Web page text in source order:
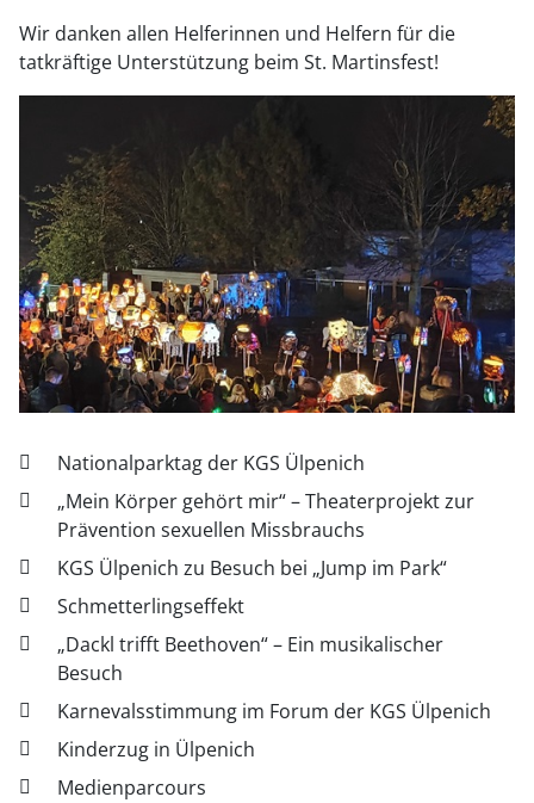
Wir danken allen Helferinnen und Helfern für die
tatkräftige Unterstützung beim St. Martinsfest!
Nationalparktag der KGS Ülpenich
„Mein Körper gehört mir“ – Theaterprojekt zur
Prävention sexuellen Missbrauchs
KGS Ülpenich zu Besuch bei „Jump im Park“
Schmetterlingseffekt
„Dackl trifft Beethoven“ – Ein musikalischer
Besuch
Karnevalsstimmung im Forum der KGS Ülpenich
Kinderzug in Ülpenich
Medienparcours